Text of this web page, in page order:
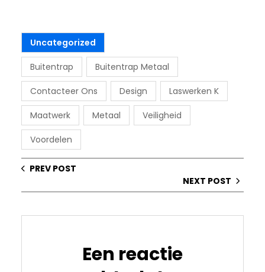
Uncategorized
Buitentrap Buitentrap Metaal
Contacteer Ons Design Laswerken K
Maatwerk Metaal Veiligheid
Voordelen
PREV POST
NEXT POST
Een reactie